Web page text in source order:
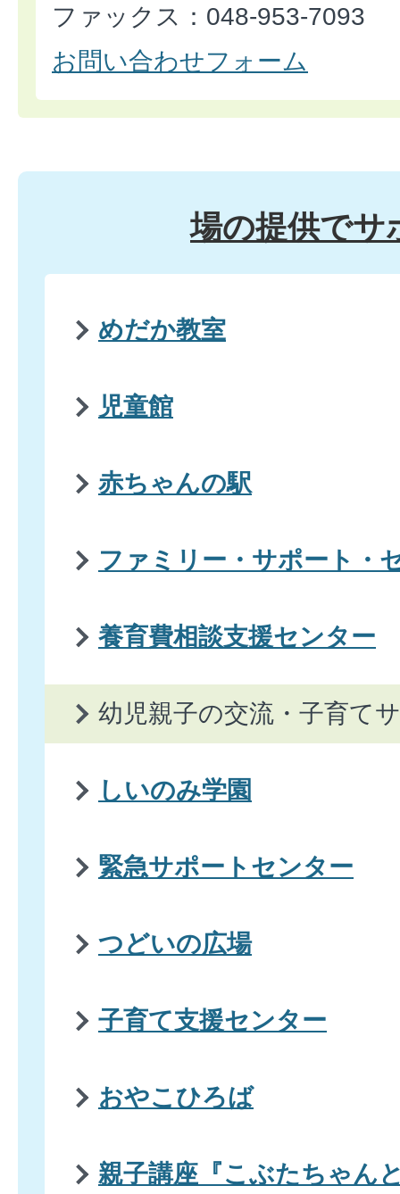
ファックス：048-953-7093
お問い合わせフォーム
場の提供でサ
めだか教室
児童館
赤ちゃんの駅
ファミリー・サポート・
養育費相談支援センター
幼児親子の交流・子育て
しいのみ学園
緊急サポートセンター
つどいの広場
子育て支援センター
おやこひろば
親子講座『こぶたちゃん